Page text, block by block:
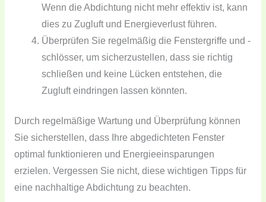
Wenn die Abdichtung nicht mehr effektiv ist, kann
dies zu Zugluft und Energieverlust führen.
Überprüfen Sie regelmäßig die Fenstergriffe und -
schlösser, um sicherzustellen, dass sie richtig
schließen und keine Lücken entstehen, die
Zugluft eindringen lassen könnten.
Durch regelmäßige Wartung und Überprüfung können
Sie sicherstellen, dass Ihre abgedichteten Fenster
optimal funktionieren und Energieeinsparungen
erzielen. Vergessen Sie nicht, diese wichtigen Tipps für
eine nachhaltige Abdichtung zu beachten.